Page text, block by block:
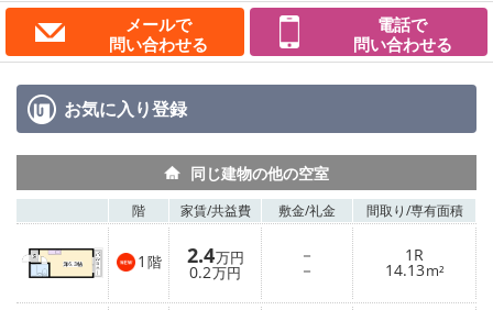
メールで
問い合わせる
電話で
問い合わせる
お気に入り登録
同じ建物の他の空室
階 家賃/共益費 敷金/礼金 間取り/専有面積
1 階 2.4万円
0.2万円
－
－
1R
14.13m²